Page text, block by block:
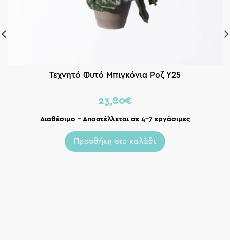
Τεχνητό Φυτό Μπιγκόνια Ροζ Υ25
23,80€
Διαθέσιμο – Αποστέλλεται σε 4-7 εργάσιμες
Προσθήκη στο καλάθι